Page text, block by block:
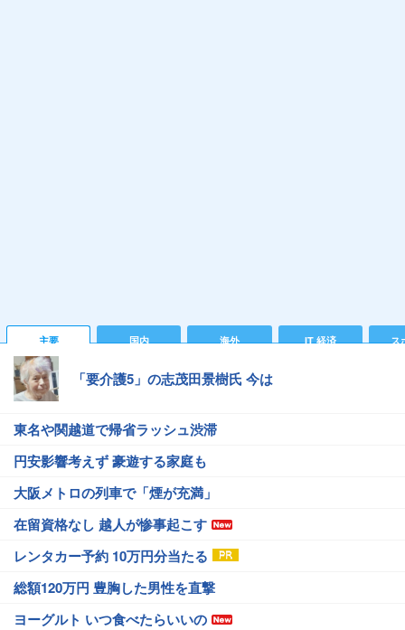
主要 国内 海外 IT 経済 ス
「要介護5」の志茂田景樹氏 今は
東名や関越道で帰省ラッシュ渋滞
円安影響考えず 豪遊する家庭も
大阪メトロの列車で「煙が充満」
在留資格なし 越人が惨事起こす
レンタカー予約 10万円分当たる
総額120万円 豊胸した男性を直撃
ヨーグルト いつ食べたらいいの